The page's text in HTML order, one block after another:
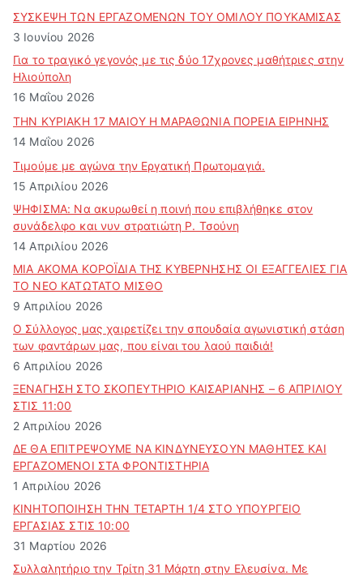
ΣΥΣΚΕΨΗ ΤΩΝ ΕΡΓΑΖΟΜΕΝΩΝ ΤΟΥ ΟΜΙΛΟΥ ΠΟΥΚΑΜΙΣΑΣ
3 Ιουνίου 2026
Για το τραγικό γεγονός με τις δύο 17χρονες μαθήτριες στην
Ηλιούπολη
16 Μαΐου 2026
ΤΗΝ ΚΥΡΙΑΚΗ 17 ΜΑΙΟΥ Η ΜΑΡΑΘΩΝΙΑ ΠΟΡΕΙΑ ΕΙΡΗΝΗΣ
14 Μαΐου 2026
Τιμούμε με αγώνα την Εργατική Πρωτομαγιά.
15 Απριλίου 2026
ΨΗΦΙΣΜΑ: Να ακυρωθεί η ποινή που επιβλήθηκε στον
συνάδελφο και νυν στρατιώτη Ρ. Τσούνη
14 Απριλίου 2026
ΜΙΑ ΑΚΟΜΑ ΚΟΡΟΪΔΙΑ ΤΗΣ ΚΥΒΕΡΝΗΣΗΣ ΟΙ ΕΞΑΓΓΕΛΙΕΣ ΓΙΑ
ΤΟ ΝΕΟ ΚΑΤΩΤΑΤΟ ΜΙΣΘΟ
9 Απριλίου 2026
Ο Σύλλογος μας χαιρετίζει την σπουδαία αγωνιστική στάση
των φαντάρων μας, που είναι του λαού παιδιά!
6 Απριλίου 2026
ΞΕΝΑΓΗΣΗ ΣΤΟ ΣΚΟΠΕΥΤΗΡΙΟ ΚΑΙΣΑΡΙΑΝΗΣ – 6 ΑΠΡΙΛΙΟΥ
ΣΤΙΣ 11:00
2 Απριλίου 2026
ΔΕ ΘΑ ΕΠΙΤΡΕΨΟΥΜΕ ΝΑ ΚΙΝΔΥΝΕΥΣOYN ΜΑΘΗΤΕΣ ΚΑΙ
ΕΡΓΑΖΟΜΕΝΟΙ ΣΤΑ ΦΡΟΝΤΙΣΤΗΡΙΑ
1 Απριλίου 2026
ΚΙΝΗΤΟΠΟΙΗΣΗ ΤΗΝ ΤΕΤΑΡΤΗ 1/4 ΣΤΟ ΥΠΟΥΡΓΕΙΟ
ΕΡΓΑΣΙΑΣ ΣΤΙΣ 10:00
31 Μαρτίου 2026
Συλλαλητήριο την Τρίτη 31 Μάρτη στην Ελευσίνα. Με